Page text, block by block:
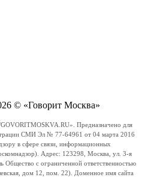
© «Говорит Москва»
Предназначено для
СМИ Эл № 77-64961 от 04 марта 2016
в сфере связи, информационных
Адрес: 123298, Москва, ул. 3-я
с ограниченной ответственностью
дом 12, пом. 22). Доменное имя сайта